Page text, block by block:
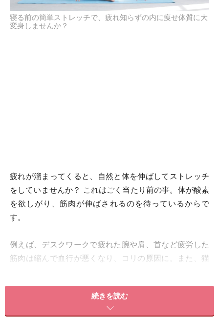
寝る前の簡単ストレッチで、疲れ知らずの内に痩せ体質に大
変身しませんか？
疲れが溜まってくると、自然と体を伸ばしてストレッチ
をしていませんか？ これはごく当たり前の事。体が酸素
を欲しがり、筋肉が伸ばされるのを待っているからで
す。
例えば、デスクワークで疲れた腕や肩、首など疲労した
筋肉は縮んで血行が悪くなり、コリの原因に。また、猫
を保つ筋肉も疲労し、背中が丸まり、あごがあがるよう
な姿勢に。今のあなたの姿勢は大丈夫ですか？この姿勢
のままだと胸が閉じ呼吸が浅くなり、体内の酸素循環も
続きを読む